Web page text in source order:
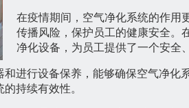
在疫情期间，空气净化系统的作用
传播风险，保护员工的健康安全。
净化设备，为员工提供了一个安全
进行设备保养，能够确保空气净
持续有效性。